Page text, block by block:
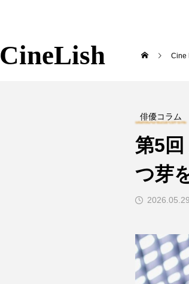
瓦礫の中から、命は生
CineLish Cine
俳優コラム
第5
つ芽
2026.05.29